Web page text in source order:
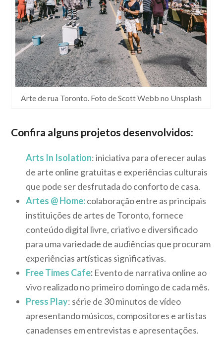
Arte de rua Toronto. Foto de Scott Webb no Unsplash
Confira alguns projetos desenvolvidos:
Arts In Isolation: iniciativa para oferecer aulas
de arte online gratuitas e experiências culturais
que pode ser desfrutada do conforto de casa.
Artes @ Home:colaboração entre as principais
instituições de artes de Toronto, fornece
conteúdo digital livre, criativo e diversificado
para uma variedade de audiências que procuram
experiências artísticas significativas.
Free Times Cafe: Evento de narrativa online ao
vivo realizado no primeiro domingo de cada mês.
Press Play: série de 30 minutos de vídeo
apresentando músicos, compositores e artistas
canadenses em entrevistas e apresentações.